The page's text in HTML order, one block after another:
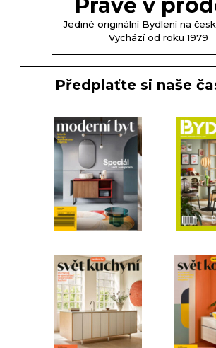
Právě v
Jediné originální Bydlení na
Vychází od roku 1979
Předplaťte si naše